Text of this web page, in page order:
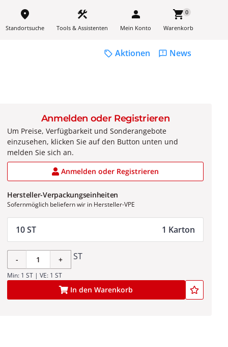
place
Standortsuche
construction
Tools & Assistenten
person
Mein Konto
shopping_cart0
Warenkorb
sell Aktionen feedback News
Anmelden oder Registrieren
Um Preise, Verfügbarkeit und Sonderangebote
einzusehen, klicken Sie auf den Button unten und
melden Sie sich an.
Anmelden oder Registrieren
Hersteller-Verpackungseinheiten
Sofernmöglich beliefern wir in Hersteller-VPE
10 ST 1 Karton
- + ST
Min: 1 ST | VE: 1 ST
In den Warenkorb